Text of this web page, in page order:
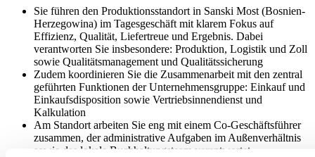
Sie führen den Produktionsstandort in Sanski Most (Bosnien-
Herzegowina) im Tagesgeschäft mit klarem Fokus auf
Effizienz, Qualität, Liefertreue und Ergebnis. Dabei
verantworten Sie insbesondere: Produktion, Logistik und Zoll
sowie Qualitätsmanagement und Qualitätssicherung
Zudem koordinieren Sie die Zusammenarbeit mit den zentral
geführten Funktionen der Unternehmensgruppe: Einkauf und
Einkaufsdisposition sowie Vertriebsinnendienst und
Kalkulation
Am Standort arbeiten Sie eng mit einem Co-Geschäftsführer
zusammen, der administrative Aufgaben im Außenverhältnis
sowie das lokale Buchhaltungsteam verantwortet.